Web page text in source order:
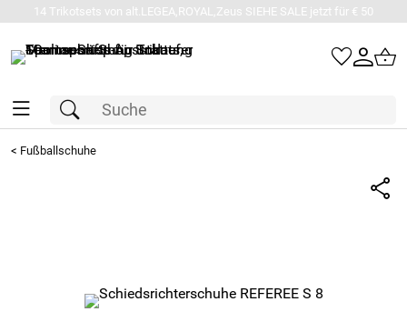
14 Trikotsets von alt.LEGEA,ROYAL,Zeus SIEHE SALE jetzt für € 50
< Fußballschuhe